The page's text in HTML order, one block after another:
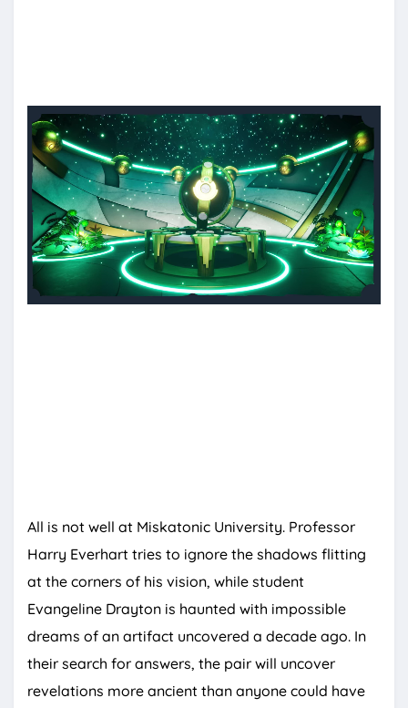
All is not well at Miskatonic University. Professor
Harry Everhart tries to ignore the shadows flitting
at the corners of his vision, while student
Evangeline Drayton is haunted with impossible
dreams of an artifact uncovered a decade ago. In
their search for answers, the pair will uncover
revelations more ancient than anyone could have